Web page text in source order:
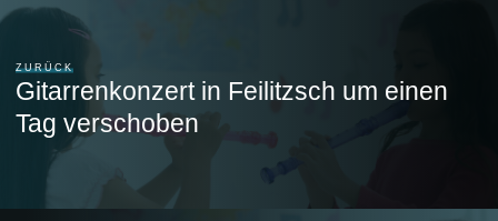
ZURÜCK
Gitarrenkonzert in Feilitzsch um einen
Tag verschoben